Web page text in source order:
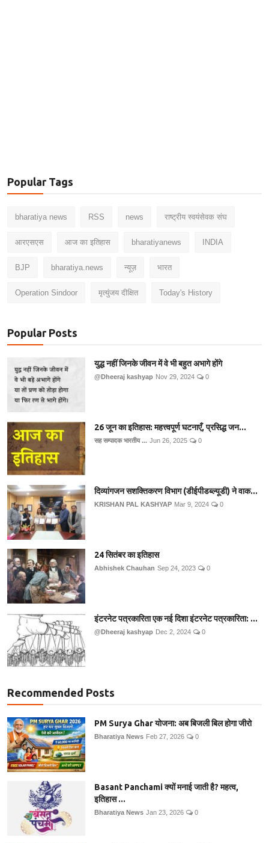
Popular Tags
bharatiya news RSS news राष्ट्रीय स्वयंसेवक संघ
आरएसएस आज का इतिहास bharatiyanews INDIA
BJP bharatiya.news न्यूज़ भारत
Operation Sindoor मृत्युंजय दीक्षित Today's History
Popular Posts
युद्ध नहीं जिनके जीवन में वे भी बहुत अभागे होंगे
@Dheeraj kashyap Nov 29, 2024 0
26 जून का इतिहास: महत्त्वपूर्ण घटनाएँ, प्रसिद्ध जन...
सह सम्पादक भारतीय ... Jun 26, 2025 0
दिव्यांगजन सशक्तिकरण विभाग (डीईपीडब्ल्यूडी) ने वाक...
KRISHAN PAL KASHYAP Mar 9, 2024 0
24 सितंबर का इतिहास
Abhishek Chauhan Sep 24, 2023 0
इंटरनेट पत्रकारिता एक नई दिशा इंटरनेट पत्रकारिता: ...
@Dheeraj kashyap Dec 2, 2024 0
Recommended Posts
PM Surya Ghar योजना: अब बिजली बिल होगा जीरो
Bharatiya News Feb 27, 2026 0
Basant Panchami क्यों मनाई जाती है? महत्व,
इतिहास ...
Bharatiya News Jan 23, 2026 0